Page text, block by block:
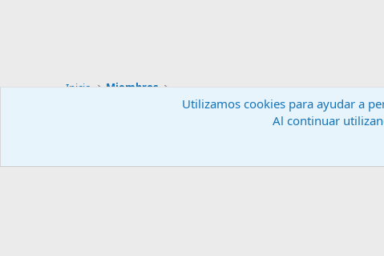
Inicio Miembros
Utilizamos cookies para ayudar a
Al continuar